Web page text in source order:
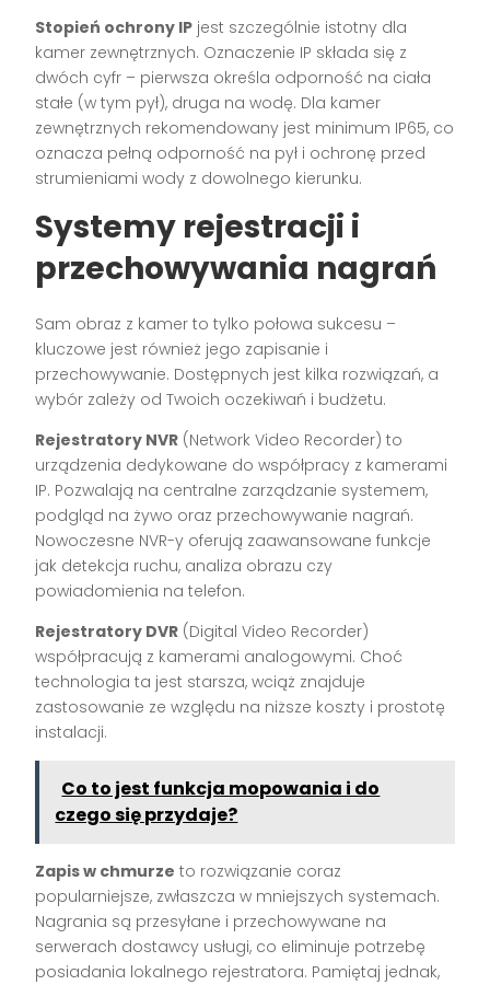
Stopień ochrony IP jest szczególnie istotny dla
kamer zewnętrznych. Oznaczenie IP składa się z
dwóch cyfr – pierwsza określa odporność na ciała
stałe (w tym pył), druga na wodę. Dla kamer
zewnętrznych rekomendowany jest minimum IP65, co
oznacza pełną odporność na pył i ochronę przed
strumieniami wody z dowolnego kierunku.
Systemy rejestracji i
przechowywania nagrań
Sam obraz z kamer to tylko połowa sukcesu –
kluczowe jest również jego zapisanie i
przechowywanie. Dostępnych jest kilka rozwiązań, a
wybór zależy od Twoich oczekiwań i budżetu.
Rejestratory NVR (Network Video Recorder) to
urządzenia dedykowane do współpracy z kamerami
IP. Pozwalają na centralne zarządzanie systemem,
podgląd na żywo oraz przechowywanie nagrań.
Nowoczesne NVR-y oferują zaawansowane funkcje
jak detekcja ruchu, analiza obrazu czy
powiadomienia na telefon.
Rejestratory DVR (Digital Video Recorder)
współpracują z kamerami analogowymi. Choć
technologia ta jest starsza, wciąż znajduje
zastosowanie ze względu na niższe koszty i prostotę
instalacji.
Co to jest funkcja mopowania i do
czego się przydaje?
Zapis w chmurze to rozwiązanie coraz
popularniejsze, zwłaszcza w mniejszych systemach.
Nagrania są przesyłane i przechowywane na
serwerach dostawcy usługi, co eliminuje potrzebę
posiadania lokalnego rejestratora. Pamiętaj jednak,